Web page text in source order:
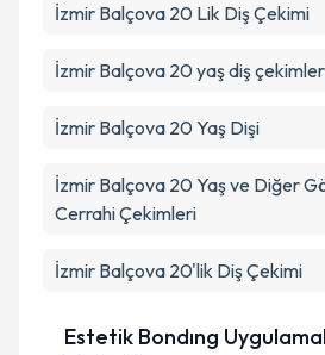
İzmir Balçova 20 Lik Diş Çekimi
İzmir Balçova 20 yaş diş
İzmir Balçova 20 Yaş Dişi
İzmir Balçova 20 Yaş ve Diğer
Cerrahi Çekimleri
İzmir Balçova 20'lik Diş Çekimi
Estetik Bondıng